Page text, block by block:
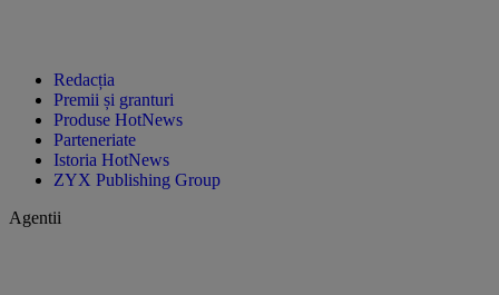
Redacția
Premii și granturi
Produse HotNews
Parteneriate
Istoria HotNews
ZYX Publishing Group
Agentii